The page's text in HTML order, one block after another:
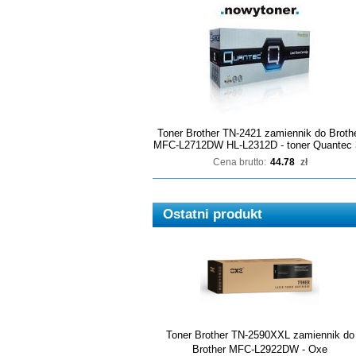
Toner Brother TN-2421 zamiennik do
MFC-L2712DW HL-L2312D - toner Quantec
Cena brutto: 44.78 zł
Ostatni produkt
Toner Brother TN-2590XXL zamiennik do
Brother MFC-L2922DW - Oxe